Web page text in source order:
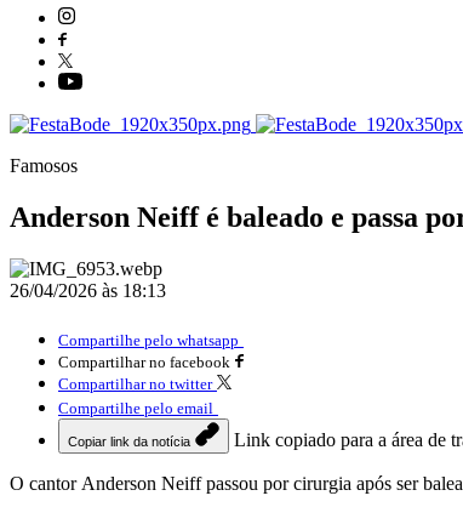
Famosos
Anderson Neiff é baleado e passa
26/04/2026 às 18:13
Compartilhe pelo whatsapp
Compartilhar no facebook
Compartilhar no twitter
Compartilhe pelo email
Copiar link da notícia Link copiado para a área de
O cantor Anderson Neiff passou por cirurgia após ser